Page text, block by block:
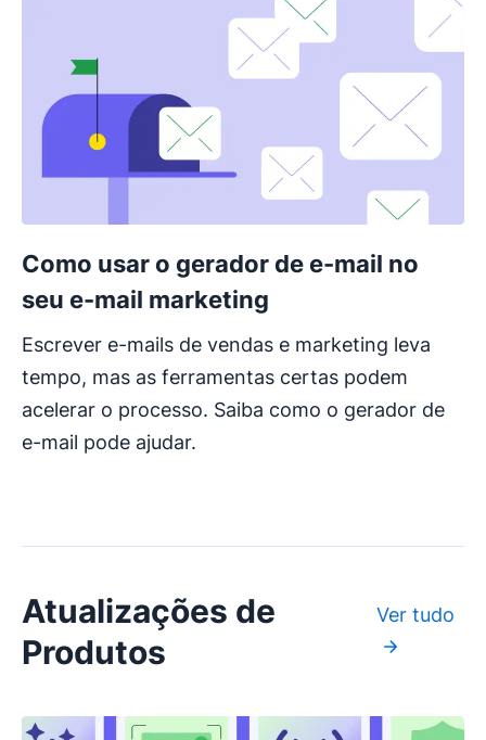
Como usar o gerador de e-mail no
seu e-mail marketing
Escrever e-mails de vendas e marketing leva
tempo, mas as ferramentas certas podem
acelerar o processo. Saiba como o gerador de
e-mail pode ajudar.
Atualizações de
Produtos
Ver tudo